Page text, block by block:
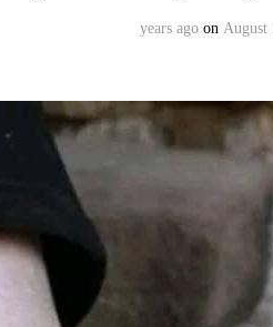
on August